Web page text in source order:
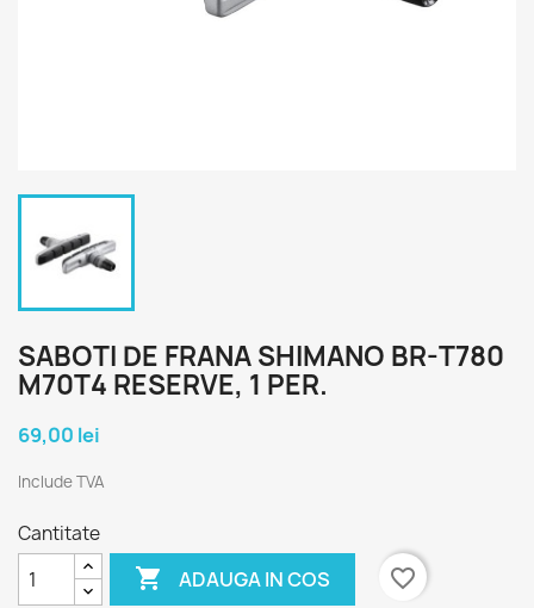
SABOTI DE FRANA SHIMANO BR-T780
M70T4 RESERVE, 1 PER.
69,00 lei
Include TVA
Cantitate
 ADAUGA IN COS
favorite_border